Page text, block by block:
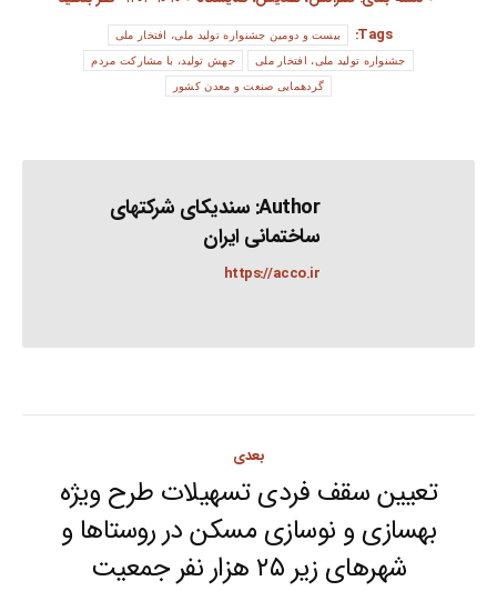
Tags:
بیست و دومین جشنواره تولید ملی، افتخار ملی
جشنواره تولید ملی، افتخار ملی جهش تولید، با مشارکت مردم
گردهمایی صنعت و معدن کشور
Author: سندیکای شرکتهای
ساختمانی ایران
https://acco.ir
navigation
بعدی
Next
post:
تعیین سقف فردی تسهیلات طرح ویژه
بهسازی و نوسازی مسکن در روستا‌ها و
شهر‌های زیر ۲۵ هزار نفر جمعیت